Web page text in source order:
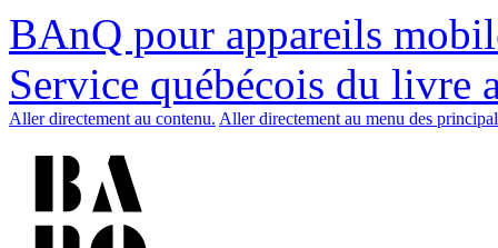
BAnQ pour appareils
Service québécois du livre
Aller directement au contenu. Aller directement au menu des